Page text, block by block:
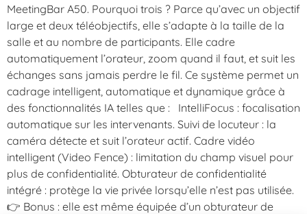
MeetingBar A50. Pourquoi trois ? Parce qu’avec un objectif
large et deux téléobjectifs, elle s’adapte à la taille de la
salle et au nombre de participants. Elle cadre
automatiquement l’orateur, zoom quand il faut, et suit les
échanges sans jamais perdre le fil. Ce système permet un
cadrage intelligent, automatique et dynamique grâce à
des fonctionnalités IA telles que : IntelliFocus : focalisation
automatique sur les intervenants. Suivi de locuteur : la
caméra détecte et suit l’orateur actif. Cadre vidéo
intelligent (Video Fence) : limitation du champ visuel pour
plus de confidentialité. Obturateur de confidentialité
intégré : protège la vie privée lorsqu’elle n’est pas utilisée.
👉 Bonus : elle est même équipée d’un obturateur de